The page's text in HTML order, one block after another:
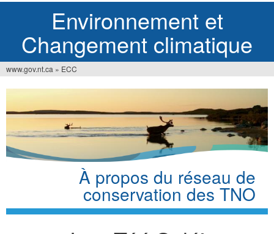
Environnement et
Changement climatique
Vous
êtes
ici
www.gov.nt.ca » ECC
À propos du réseau de
conservation des TNO